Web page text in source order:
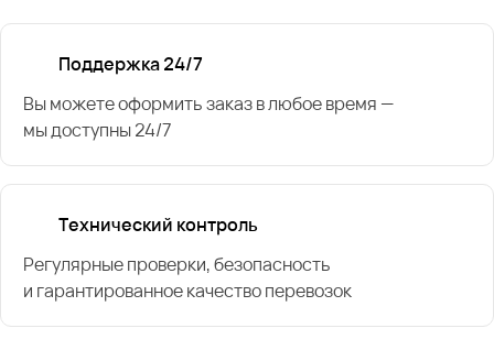
Поддержка 24/7
Вы можете оформить заказ в любое время —
мы доступны 24/7
Технический контроль
Регулярные проверки, безопасность
и гарантированное качество перевозок